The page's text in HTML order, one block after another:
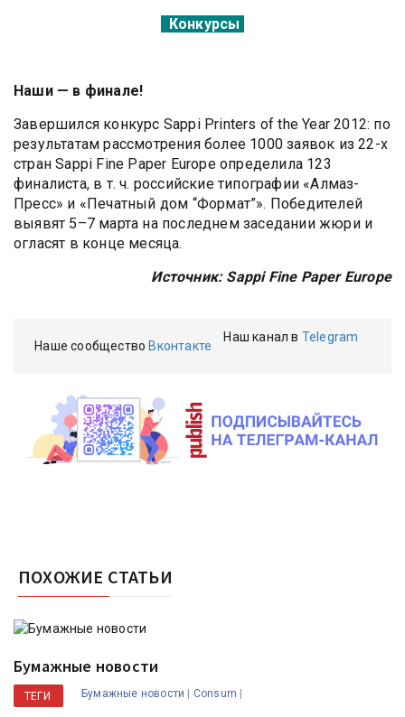
Конкурсы
Наши — в финале!
Завершился конкурс Sappi Printers of the Year 2012: по
результатам рассмотрения более 1000 заявок из 22-х
стран Sappi Fine Paper Europe определила 123
финалиста, в т. ч. российские типографии «Алмаз-
Пресс» и «Печатный дом “Формат”». Победителей
выявят 5–7 марта на последнем заседании жюри и
огласят в конце месяца.
Источник: Sappi Fine Paper Europe
Наше сообщество Вконтакте
Наш канал в Telegram
ПОХОЖИЕ СТАТЬИ
Бумажные новости
ТЕГИ Бумажные новости | Consum |